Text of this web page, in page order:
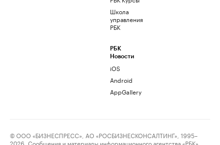
Школа
управления
РБК
РБК
Новости
iOS
Android
AppGallery
© ООО «БИЗНЕСПРЕСС», АО «РОСБИЗНЕСКОНСАЛТИНГ», 1995–
2026. Сообщения и материалы информационного агентства «РБК»